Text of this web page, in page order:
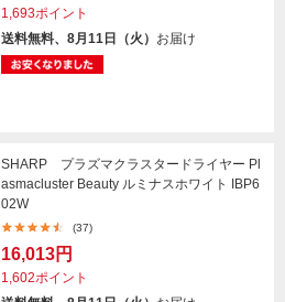
1,693ポイント
送料無料、8月11日（火） お届け
SHARP プラズマクラスタードライヤー Pl
asmacluster Beauty ルミナスホワイト IBP6
02W
(37)
16,013円
1,602ポイント